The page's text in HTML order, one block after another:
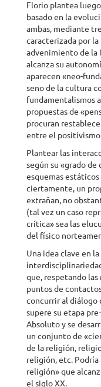
Florio plantea
basado en la
ambas, mediante
caracterizada por
advenimiento de la
alcanza su
aparecen «neo-
seno de la cultura
fundamentalismos
propuestas de
procuran
entre el
Plantear las
según su «grado
esquemas
ciertamente, un
extrañan, no
(tal vez un caso
crítica» sea las
del físico
Una idea clave en
que, respetando
puntos de
concurrir al diálogo
supere su etapa
Absoluto y se
un conjunto de
de la religión,
religión, etc. Podría
religión» que
el siglo XX.